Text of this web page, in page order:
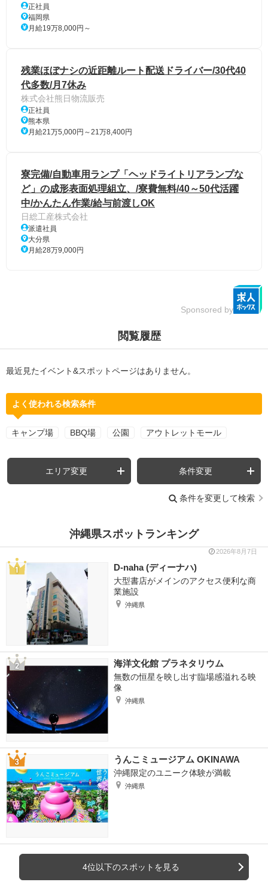
正社員
福岡県
月給19万8,000円～
残業ほぼナシの近距離ルート配送ドライバー/30代40
代多数/月7休み
株式会社熊日物流販売
正社員
熊本県
月給21万5,000円～21万8,400円
寮完備/自動車用ランプ「ヘッドライトリアランプな
ど」の成形表面処理組立、/寮費無料/40～50代活躍
中/かんたん作業/給与前渡しOK
日総工産株式会社
派遣社員
大分県
月給28万9,000円
Sponsored by
閲覧履歴
最近見たイベント&スポットページはありません。
よく使われる検索条件
キャンプ場 BBQ場 公園 アウトレットモール
エリア変更 条件変更
条件を変更して検索
沖縄県スポットランキング
2026年8月7日
D-naha (ディーナハ)
大型書店がメインのアクセス便利な商
業施設
沖縄県
海洋文化館 プラネタリウム
無数の恒星を映し出す臨場感溢れる映
像
沖縄県
うんこミュージアム OKINAWA
沖縄限定のユニーク体験が満載
沖縄県
4位以下のスポットを見る